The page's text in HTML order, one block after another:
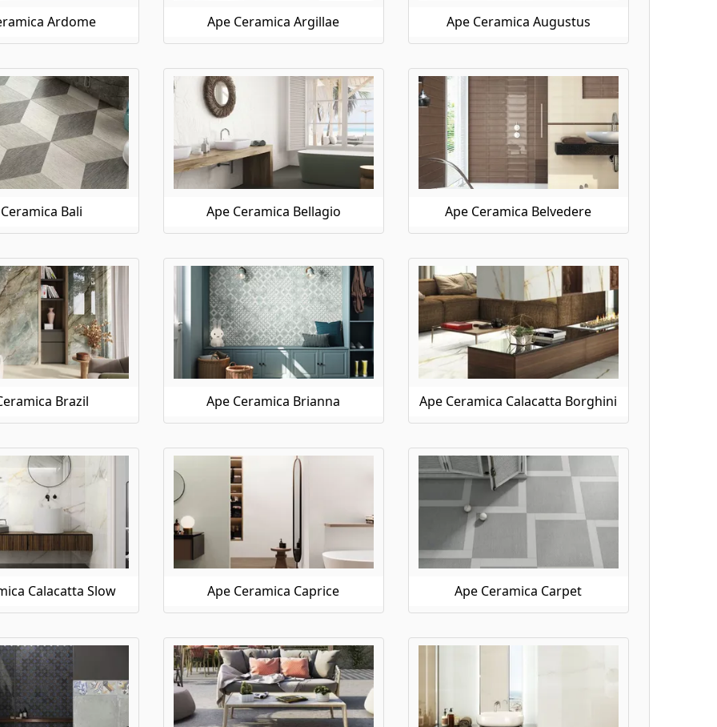
Ardome Ape Ceramica Argillae Ape Ceramica Augustus
Bali Ape Ceramica Bellagio Ape Ceramica Belvedere
Brazil Ape Ceramica Brianna Ape Ceramica Calacatta Borghini
Calacatta Slow Ape Ceramica Caprice Ape Ceramica Carpet